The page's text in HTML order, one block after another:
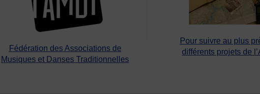
Fédération des Associations de
Musiques et Danses Traditionnelles
Pour suivre au plus
différents projets de